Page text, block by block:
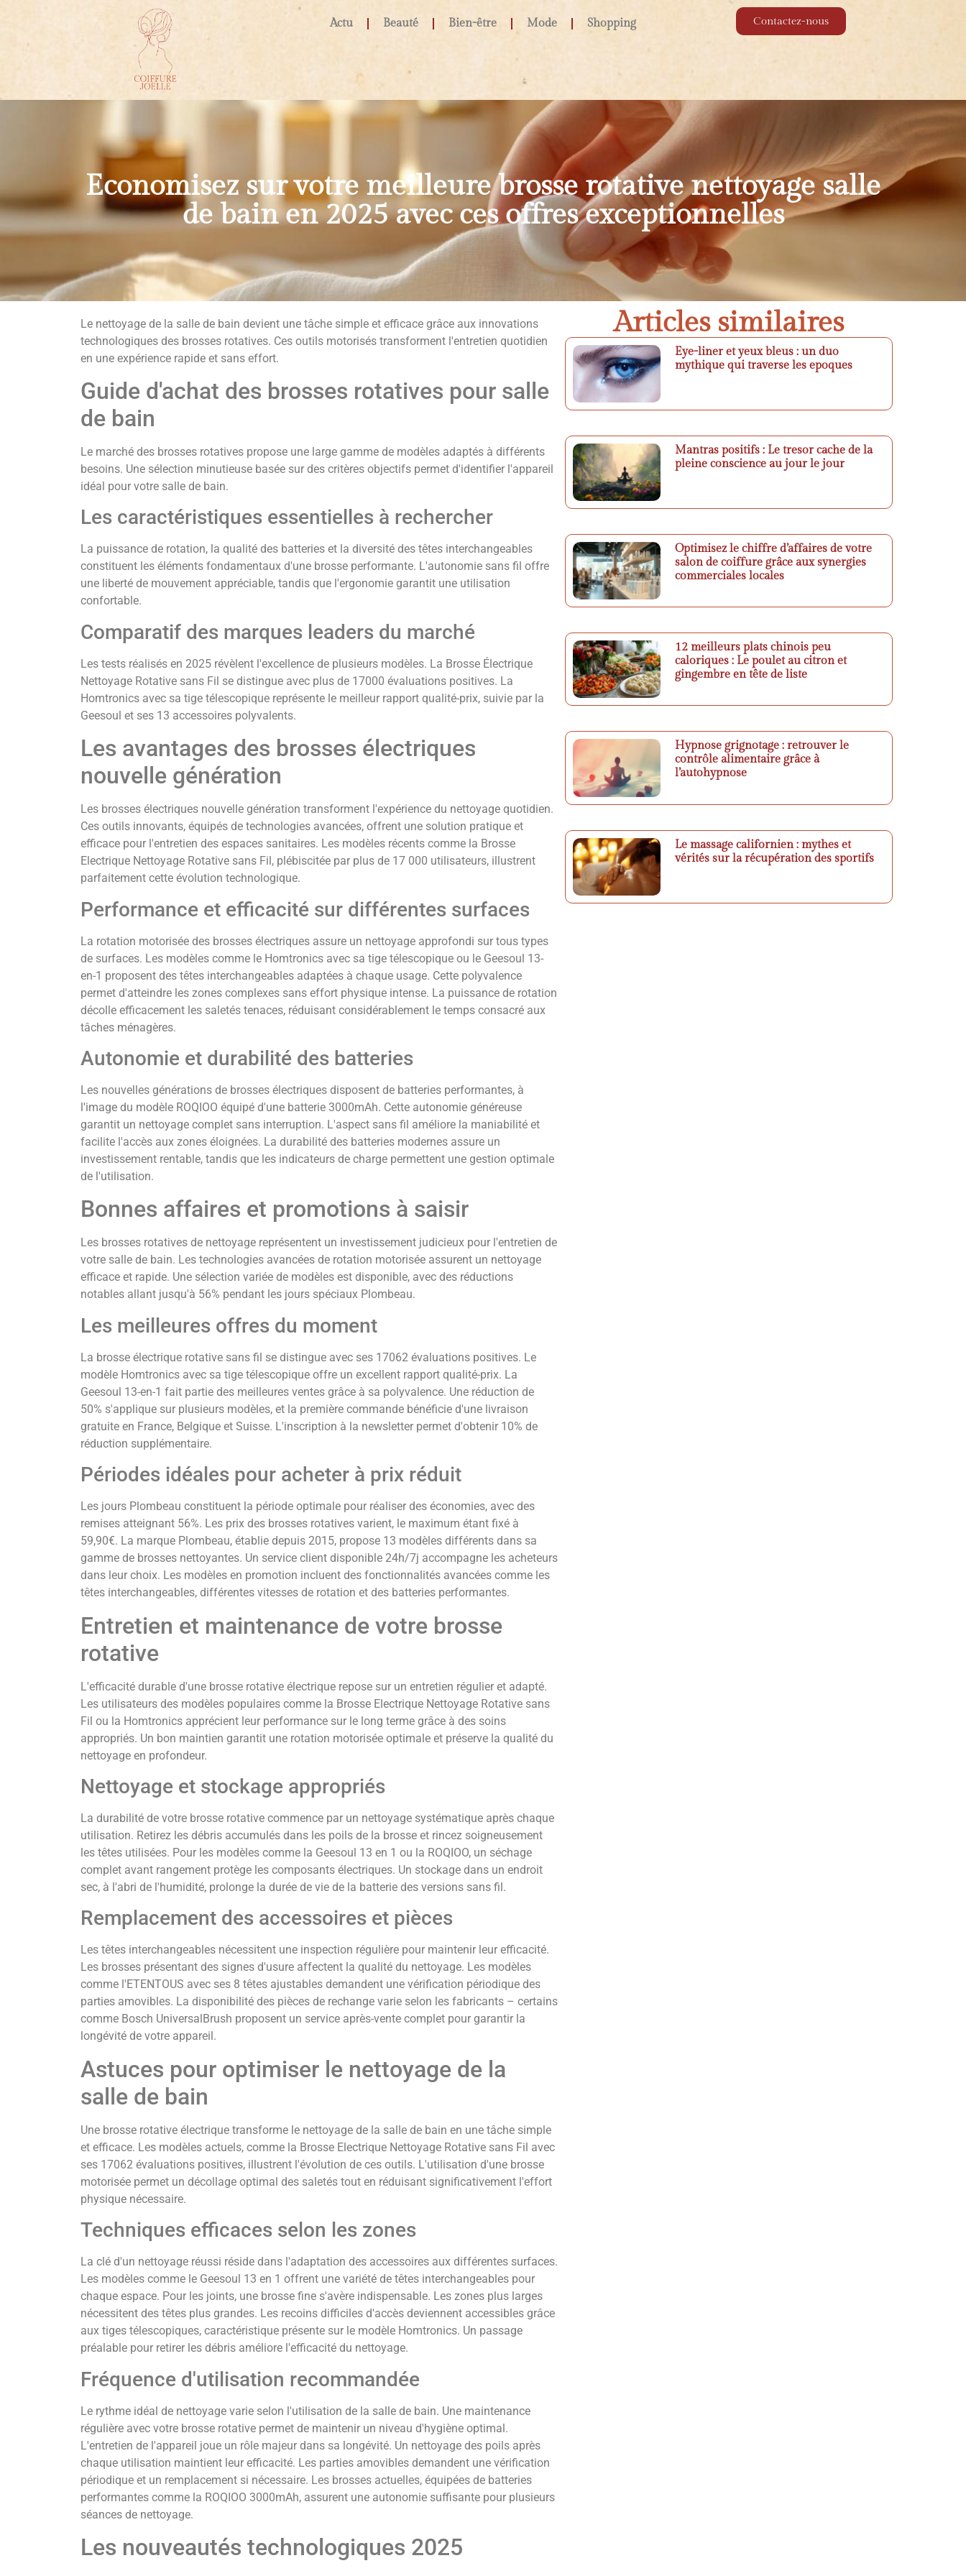
Actu Beauté Bien-être Mode Shopping Contactez-nous
Economisez sur votre meilleure brosse rotative nettoyage salle
de bain en 2025 avec ces offres exceptionnelles
Le nettoyage de la salle de bain devient une tâche simple et efficace grâce aux innovations
technologiques des brosses rotatives. Ces outils motorisés transforment l'entretien quotidien
en une expérience rapide et sans effort.
Guide d'achat des brosses rotatives pour salle
de bain
Le marché des brosses rotatives propose une large gamme de modèles adaptés à différents
besoins. Une sélection minutieuse basée sur des critères objectifs permet d'identifier l'appareil
idéal pour votre salle de bain.
Les caractéristiques essentielles à rechercher
La puissance de rotation, la qualité des batteries et la diversité des têtes interchangeables
constituent les éléments fondamentaux d'une brosse performante. L'autonomie sans fil offre
une liberté de mouvement appréciable, tandis que l'ergonomie garantit une utilisation
confortable.
Comparatif des marques leaders du marché
Les tests réalisés en 2025 révèlent l'excellence de plusieurs modèles. La Brosse Électrique
Nettoyage Rotative sans Fil se distingue avec plus de 17000 évaluations positives. La
Homtronics avec sa tige télescopique représente le meilleur rapport qualité-prix, suivie par la
Geesoul et ses 13 accessoires polyvalents.
Les avantages des brosses électriques
nouvelle génération
Les brosses électriques nouvelle génération transforment l'expérience du nettoyage quotidien.
Ces outils innovants, équipés de technologies avancées, offrent une solution pratique et
efficace pour l'entretien des espaces sanitaires. Les modèles récents comme la Brosse
Electrique Nettoyage Rotative sans Fil, plébiscitée par plus de 17 000 utilisateurs, illustrent
parfaitement cette évolution technologique.
Performance et efficacité sur différentes surfaces
La rotation motorisée des brosses électriques assure un nettoyage approfondi sur tous types
de surfaces. Les modèles comme le Homtronics avec sa tige télescopique ou le Geesoul 13-
en-1 proposent des têtes interchangeables adaptées à chaque usage. Cette polyvalence
permet d'atteindre les zones complexes sans effort physique intense. La puissance de rotation
décolle efficacement les saletés tenaces, réduisant considérablement le temps consacré aux
tâches ménagères.
Autonomie et durabilité des batteries
Les nouvelles générations de brosses électriques disposent de batteries performantes, à
l'image du modèle ROQIOO équipé d'une batterie 3000mAh. Cette autonomie généreuse
garantit un nettoyage complet sans interruption. L'aspect sans fil améliore la maniabilité et
facilite l'accès aux zones éloignées. La durabilité des batteries modernes assure un
investissement rentable, tandis que les indicateurs de charge permettent une gestion optimale
de l'utilisation.
Bonnes affaires et promotions à saisir
Les brosses rotatives de nettoyage représentent un investissement judicieux pour l'entretien de
votre salle de bain. Les technologies avancées de rotation motorisée assurent un nettoyage
efficace et rapide. Une sélection variée de modèles est disponible, avec des réductions
notables allant jusqu'à 56% pendant les jours spéciaux Plombeau.
Les meilleures offres du moment
La brosse électrique rotative sans fil se distingue avec ses 17062 évaluations positives. Le
modèle Homtronics avec sa tige télescopique offre un excellent rapport qualité-prix. La
Geesoul 13-en-1 fait partie des meilleures ventes grâce à sa polyvalence. Une réduction de
50% s'applique sur plusieurs modèles, et la première commande bénéficie d'une livraison
gratuite en France, Belgique et Suisse. L'inscription à la newsletter permet d'obtenir 10% de
réduction supplémentaire.
Périodes idéales pour acheter à prix réduit
Les jours Plombeau constituent la période optimale pour réaliser des économies, avec des
remises atteignant 56%. Les prix des brosses rotatives varient, le maximum étant fixé à
59,90€. La marque Plombeau, établie depuis 2015, propose 13 modèles différents dans sa
gamme de brosses nettoyantes. Un service client disponible 24h/7j accompagne les acheteurs
dans leur choix. Les modèles en promotion incluent des fonctionnalités avancées comme les
têtes interchangeables, différentes vitesses de rotation et des batteries performantes.
Entretien et maintenance de votre brosse
rotative
L'efficacité durable d'une brosse rotative électrique repose sur un entretien régulier et adapté.
Les utilisateurs des modèles populaires comme la Brosse Electrique Nettoyage Rotative sans
Fil ou la Homtronics apprécient leur performance sur le long terme grâce à des soins
appropriés. Un bon maintien garantit une rotation motorisée optimale et préserve la qualité du
nettoyage en profondeur.
Nettoyage et stockage appropriés
La durabilité de votre brosse rotative commence par un nettoyage systématique après chaque
utilisation. Retirez les débris accumulés dans les poils de la brosse et rincez soigneusement
les têtes utilisées. Pour les modèles comme la Geesoul 13 en 1 ou la ROQIOO, un séchage
complet avant rangement protège les composants électriques. Un stockage dans un endroit
sec, à l'abri de l'humidité, prolonge la durée de vie de la batterie des versions sans fil.
Remplacement des accessoires et pièces
Les têtes interchangeables nécessitent une inspection régulière pour maintenir leur efficacité.
Les brosses présentant des signes d'usure affectent la qualité du nettoyage. Les modèles
comme l'ETENTOUS avec ses 8 têtes ajustables demandent une vérification périodique des
parties amovibles. La disponibilité des pièces de rechange varie selon les fabricants – certains
comme Bosch UniversalBrush proposent un service après-vente complet pour garantir la
longévité de votre appareil.
Astuces pour optimiser le nettoyage de la
salle de bain
Une brosse rotative électrique transforme le nettoyage de la salle de bain en une tâche simple
et efficace. Les modèles actuels, comme la Brosse Electrique Nettoyage Rotative sans Fil avec
ses 17062 évaluations positives, illustrent l'évolution de ces outils. L'utilisation d'une brosse
motorisée permet un décollage optimal des saletés tout en réduisant significativement l'effort
physique nécessaire.
Techniques efficaces selon les zones
La clé d'un nettoyage réussi réside dans l'adaptation des accessoires aux différentes surfaces.
Les modèles comme le Geesoul 13 en 1 offrent une variété de têtes interchangeables pour
chaque espace. Pour les joints, une brosse fine s'avère indispensable. Les zones plus larges
nécessitent des têtes plus grandes. Les recoins difficiles d'accès deviennent accessibles grâce
aux tiges télescopiques, caractéristique présente sur le modèle Homtronics. Un passage
préalable pour retirer les débris améliore l'efficacité du nettoyage.
Fréquence d'utilisation recommandée
Le rythme idéal de nettoyage varie selon l'utilisation de la salle de bain. Une maintenance
régulière avec votre brosse rotative permet de maintenir un niveau d'hygiène optimal.
L'entretien de l'appareil joue un rôle majeur dans sa longévité. Un nettoyage des poils après
chaque utilisation maintient leur efficacité. Les parties amovibles demandent une vérification
périodique et un remplacement si nécessaire. Les brosses actuelles, équipées de batteries
performantes comme la ROQIOO 3000mAh, assurent une autonomie suffisante pour plusieurs
séances de nettoyage.
Les nouveautés technologiques 2025
Articles similaires
Eye-liner et yeux bleus : un duo
mythique qui traverse les epoques
Mantras positifs : Le tresor cache de la
pleine conscience au jour le jour
Optimisez le chiffre d’affaires de votre
salon de coiffure grâce aux synergies
commerciales locales
12 meilleurs plats chinois peu
caloriques : Le poulet au citron et
gingembre en tête de liste
Hypnose grignotage : retrouver le
contrôle alimentaire grâce à
l’autohypnose
Le massage californien : mythes et
vérités sur la récupération des sportifs